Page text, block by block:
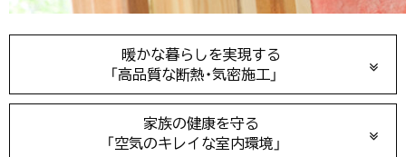
暖かな暮らしを実現する
「高品質な断熱・気密施工」
家族の健康を守る
「空気のキレイな室内環境」